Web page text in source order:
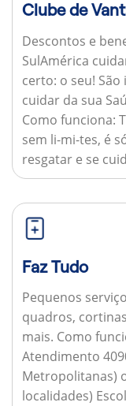
Clube de
Descontos e
SulAmérica
certo: o seu!
cuidar da sua
Como funciona:
sem li-mi-tes, é
resgatar e se
Faz Tudo
Pequenos
quadros,
mais. Como
Atendimento
Metropolitanas)
localidades)